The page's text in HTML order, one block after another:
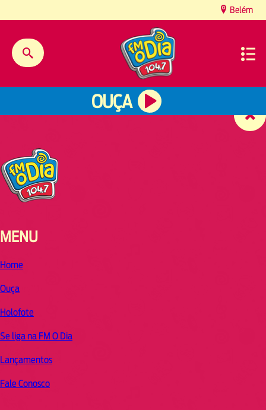
Belém
OUÇA
MENU
Home
Ouça
Holofote
Se liga na FM O Dia
Lançamentos
Fale Conosco